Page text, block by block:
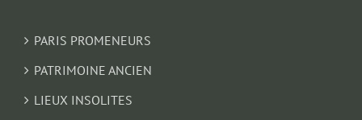
PARIS PROMENEURS
PATRIMOINE ANCIEN
LIEUX INSOLITES